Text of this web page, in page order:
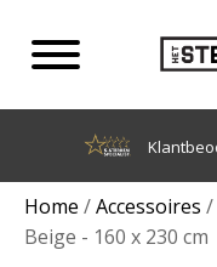
Home /Accessoires /
Beige - 160 x 230 cm